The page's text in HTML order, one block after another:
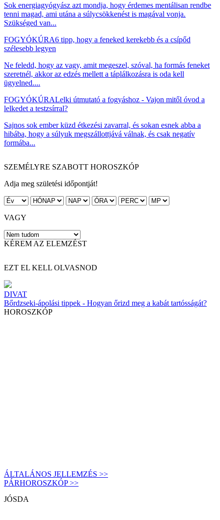
Sok energiagyógyász azt mondja, hogy érdemes mentálisan rendbe
tenni magad, ami utána a súlycsökkenést is magával vonja.
Szükséged van...
FOGYÓKÚRA6 tipp, hogy a feneked kerekebb és a csípőd
szélesebb legyen
Ne feledd, hogy az vagy, amit megeszel, szóval, ha formás feneket
szeretnél, akkor az edzés mellett a táplálkozásra is oda kell
ügyelned....
FOGYÓKÚRALelki útmutató a fogyáshoz - Vajon mitől óvod a
lelkedet a testzsírral?
Sajnos sok ember küzd étkezési zavarral, és sokan esnek abba a
hibába, hogy a súlyuk megszállottjává válnak, és csak negatív
formába...
SZEMÉLYRE SZABOTT HOROSZKÓP
Adja meg születési időpontját!
VAGY
KÉREM AZ ELEMZÉST
EZT EL KELL OLVASNOD
DIVAT
Bőrdzseki-ápolási tippek - Hogyan őrizd meg a kabát tartósságát?
HOROSZKÓP
ÁLTALÁNOS JELLEMZÉS >>
PÁRHOROSZKÓP >>
JÓSDA